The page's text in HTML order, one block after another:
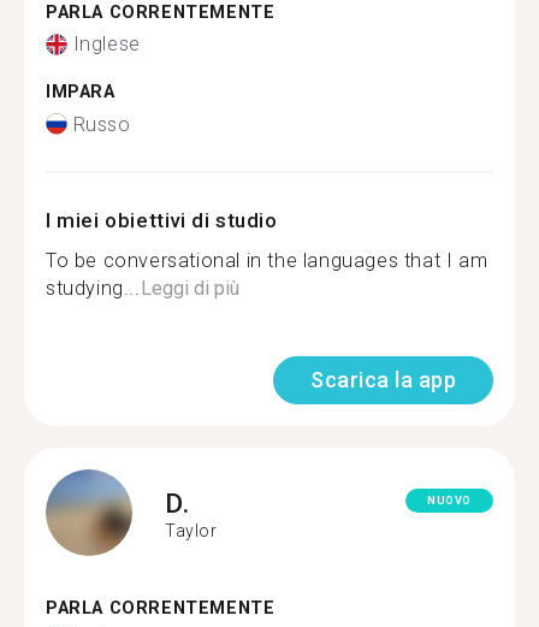
PARLA CORRENTEMENTE
Inglese
IMPARA
Russo
I miei obiettivi di studio
To be conversational in the languages that I am
studying... Leggi di più
Scarica la app
D.
Taylor
NUOVO
PARLA CORRENTEMENTE